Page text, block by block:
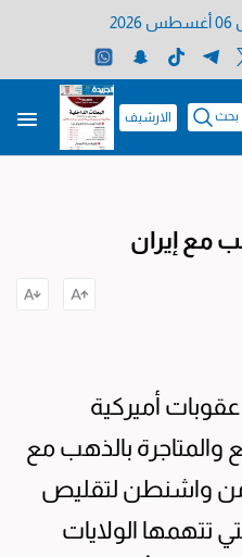
بحث الارشيف
مع إيران
عقوبات أميركية
والمتاجرة بالذهب مع
من واشنطن لتقليص
تتهمها الولايات